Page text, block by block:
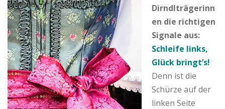
Dirndlträgerinn
en die richtigen
Signale aus:
Schleife links,
Glück bringt’s!
Denn ist die
Schürze auf der
linken Seite